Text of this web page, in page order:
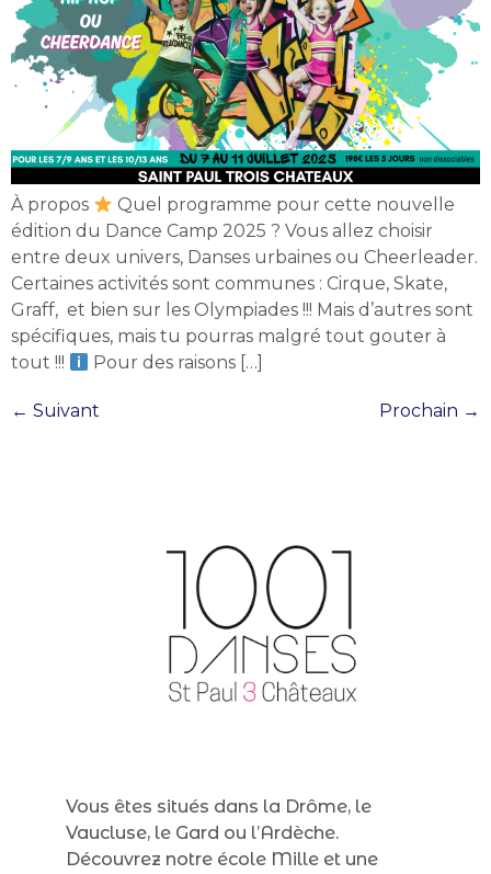
À propos
Quel programme pour cette nouvelle
édition du Dance Camp 2025 ? Vous allez choisir
entre deux univers, Danses urbaines ou Cheerleader.
Certaines activités sont communes : Cirque, Skate,
Graff, et bien sur les Olympiades !!! Mais d’autres sont
spécifiques, mais tu pourras malgré tout gouter à
tout !!!
Pour des raisons […]
← Suivant Prochain →
Vous êtes situés dans la Drôme, le
Vaucluse, le Gard ou l’Ardèche.
Découvrez notre école Mille et une